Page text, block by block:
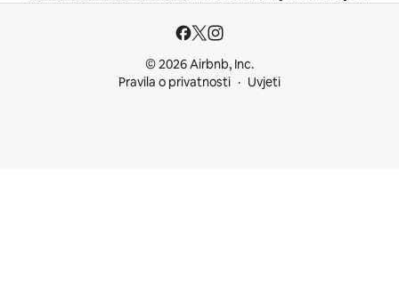
© 2026 Airbnb, Inc.
Pravila o privatnosti
Uvjeti